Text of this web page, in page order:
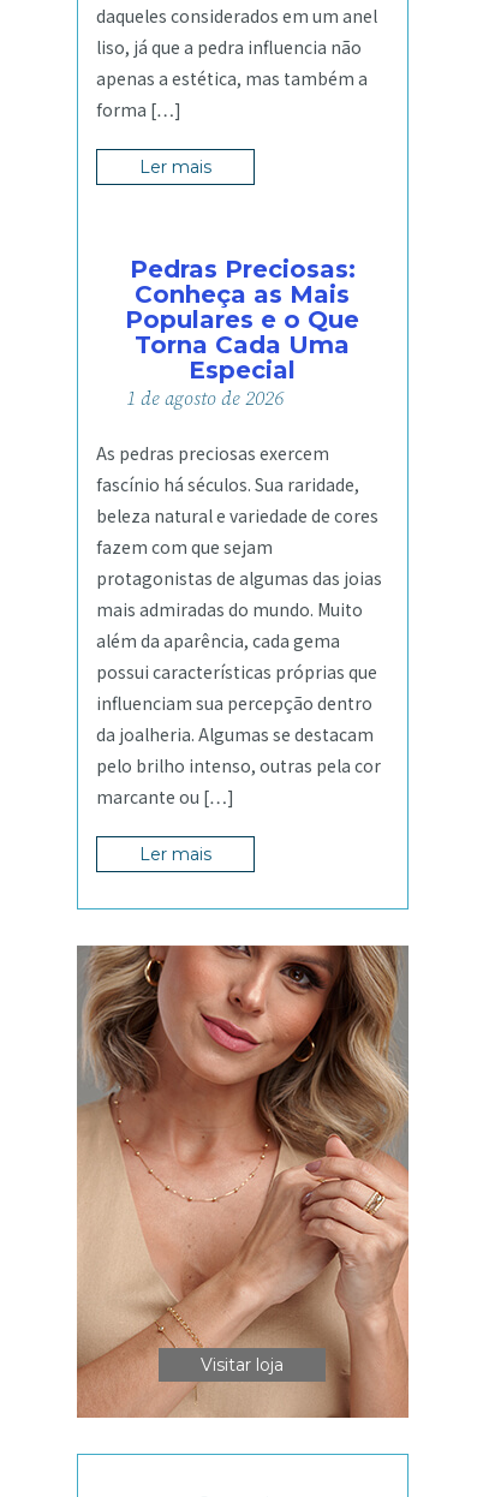
daqueles considerados em um anel
liso, já que a pedra influencia não
apenas a estética, mas também a
forma […]
Ler mais
Pedras Preciosas:
Conheça as Mais
Populares e o Que
Torna Cada Uma
Especial
1 deagostode2026
As pedras preciosas exercem
fascínio há séculos. Sua raridade,
beleza natural e variedade de cores
fazem com que sejam
protagonistas de algumas das joias
mais admiradas do mundo. Muito
além da aparência, cada gema
possui características próprias que
influenciam sua percepção dentro
da joalheria. Algumas se destacam
pelo brilho intenso, outras pela cor
marcante ou […]
Ler mais
Visitar loja